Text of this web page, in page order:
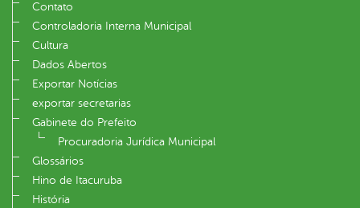
Contato
Controladoria Interna Municipal
Cultura
Dados Abertos
Exportar Notícias
exportar secretarias
Gabinete do Prefeito
Procuradoria Jurídica Municipal
Glossários
Hino de Itacuruba
História